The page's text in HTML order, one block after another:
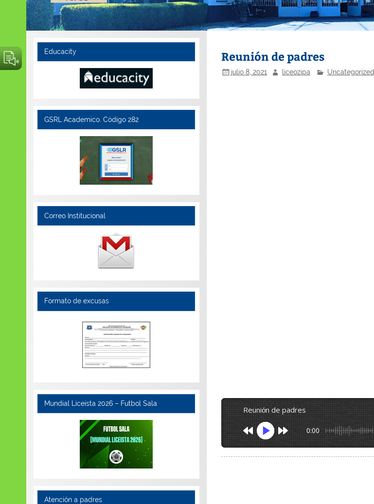
Reunión de padres
julio 8, 2021 liceozipa Uncategorized
reunión de padres
0:00
Educacity
GSRL Academico. Código 282
Correo Institucional
Formato de excusas
Mundial Liceista 2026 – Futbol Sala
Atención a padres